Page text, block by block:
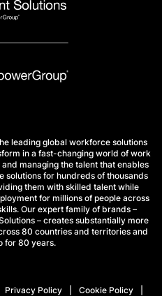
leading global workforce solutions
in a fast-changing world of work
managing the talent that enables
solutions for hundreds of thousands
them with skilled talent while
for millions of people across
Our expert family of brands –
– creates substantially more
80 countries and territories and
for 80 years.
Privacy Policy Cookie Policy